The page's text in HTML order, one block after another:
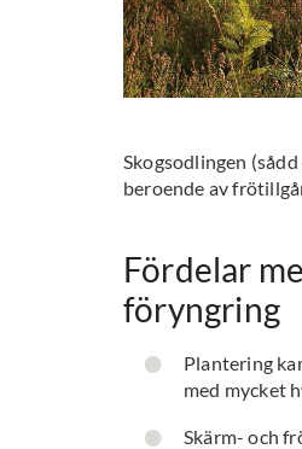
Skogsodlingen
beroende av
Fördelar
föryngring
Plantering
med mycket
Skärm- och